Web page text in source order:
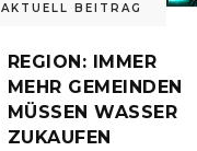
AKTUELL BEITRAG
REGION: IMMER
MEHR GEMEINDEN
MÜSSEN WASSER
ZUKAUFEN